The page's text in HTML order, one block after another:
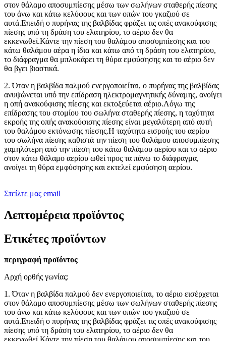
στον θάλαμο αποσυμπίεσης μέσω των σωλήνων σταθερής πίεσης
του άνω και κάτω κελύφους και των οπών του γκαζιού σε
αυτά.Επειδή ο πυρήνας της βαλβίδας φράζει τις οπές ανακούφισης
πίεσης υπό τη δράση του ελατηρίου, το αέριο δεν θα
εκκενωθεί.Κάντε την πίεση του θαλάμου αποσυμπίεσης και του
κάτω θαλάμου αέρα η ίδια και κάτω από τη δράση του ελατηρίου,
το διάφραγμα θα μπλοκάρει τη θύρα εμφύσησης και το αέριο δεν
θα βγει βιαστικά.
2. Όταν η βαλβίδα παλμού ενεργοποιείται, ο πυρήνας της βαλβίδας
ανυψώνεται υπό την επίδραση ηλεκτρομαγνητικής δύναμης, ανοίγει
η οπή ανακούφισης πίεσης και εκτοξεύεται αέριο.Λόγω της
επίδρασης του στομίου του σωλήνα σταθερής πίεσης, η ταχύτητα
εκροής της οπής ανακούφισης πίεσης είναι μεγαλύτερη από αυτή
του θαλάμου εκτόνωσης πίεσης.Η ταχύτητα εισροής του αερίου
του σωλήνα πίεσης καθιστά την πίεση του θαλάμου αποσυμπίεσης
χαμηλότερη από την πίεση του κάτω θαλάμου αερίου και το αέριο
στον κάτω θάλαμο αερίου ωθεί προς τα πάνω το διάφραγμα,
ανοίγει τη θύρα εμφύσησης και εκτελεί εμφύσηση αερίου.
Στείλτε μας email
Λεπτομέρεια προϊόντος
Ετικέτες προϊόντων
περιγραφή προϊόντος
Αρχή ορθής γωνίας:
1. Όταν η βαλβίδα παλμού δεν ενεργοποιείται, το αέριο εισέρχεται
στον θάλαμο αποσυμπίεσης μέσω των σωλήνων σταθερής πίεσης
του άνω και κάτω κελύφους και των οπών του γκαζιού σε
αυτά.Επειδή ο πυρήνας της βαλβίδας φράζει τις οπές ανακούφισης
πίεσης υπό τη δράση του ελατηρίου, το αέριο δεν θα